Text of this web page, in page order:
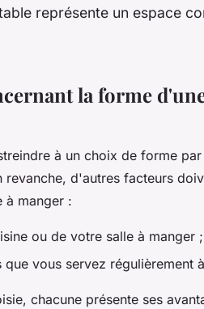
représente un espace
la forme
à un choix de forme
revanche, d'autres facteurs
à manger :
ou de votre salle à manger ;
vous servez régulièrement
chacune présente ses